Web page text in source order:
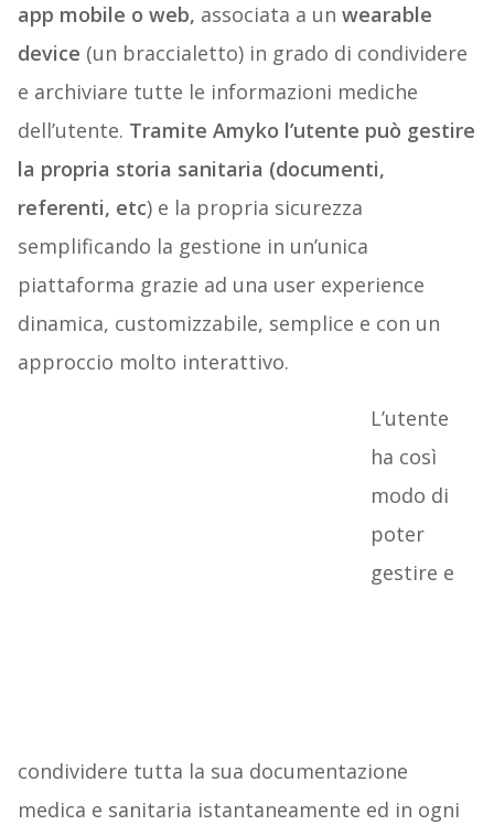
app mobile o web, associata a un wearable
device (un braccialetto) in grado di condividere
e archiviare tutte le informazioni mediche
dell’utente. Tramite Amyko l’utente può gestire
la propria storia sanitaria (documenti,
referenti, etc) e la propria sicurezza
semplificando la gestione in un’unica
piattaforma grazie ad una user experience
dinamica, customizzabile, semplice e con un
approccio molto interattivo.
L’utente
ha così
modo di
poter
gestire e
condividere tutta la sua documentazione
medica e sanitaria istantaneamente ed in ogni